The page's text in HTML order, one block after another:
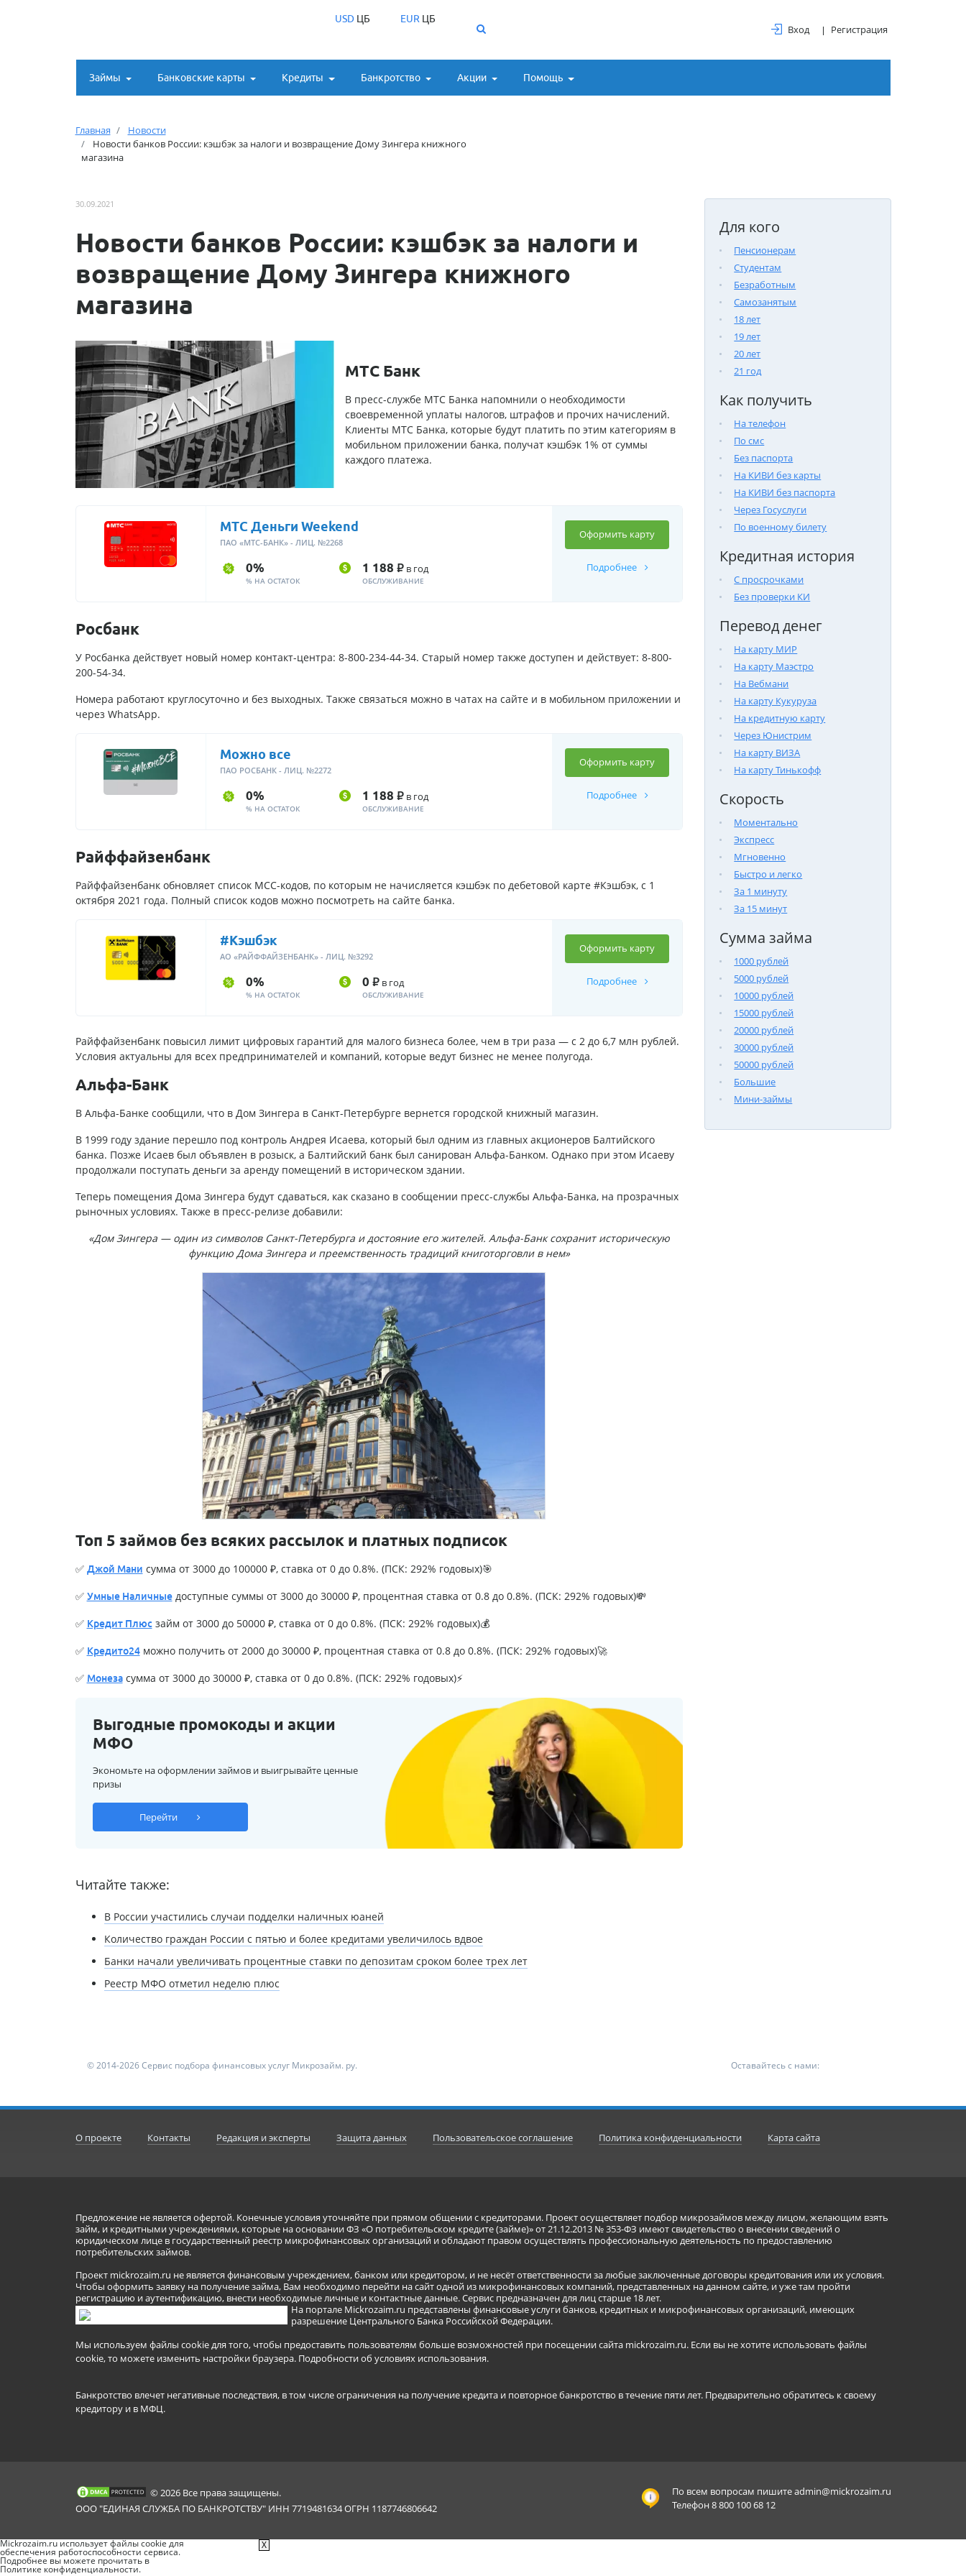
USDЦБ EUR ЦБ
Вход Регистрация
Займы Банковские карты Кредиты Банкротство Акции Помощь
Главная
Новости
Новости банков России: кэшбэк за налоги и возвращение Дому Зингера книжного
магазина
Для кого
Пенсионерам
Студентам
Безработным
Самозанятым
18 лет
19 лет
20 лет
21 год
Как получить
На телефон
По смс
Без паспорта
На КИВИ без карты
На КИВИ без паспорта
Через Госуслуги
По военному билету
Кредитная история
С просрочками
Без проверки КИ
Перевод денег
На карту МИР
На карту Маэстро
На Вебмани
На карту Кукуруза
На кредитную карту
Через Юнистрим
На карту ВИЗА
На карту Тинькофф
Скорость
Моментально
Экспресс
Мгновенно
Быстро и легко
За 1 минуту
За 15 минут
Сумма займа
1000 рублей
5000 рублей
10000 рублей
15000 рублей
20000 рублей
30000 рублей
50000 рублей
Большие
Мини-займы
30.09.2021
Новости банков России: кэшбэк за налоги и
возвращение Дому Зингера книжного
магазина
МТС Банк
В пресс-службе МТС Банка напомнили о необходимости
своевременной уплаты налогов, штрафов и прочих начислений.
Клиенты МТС Банка, которые будут платить по этим категориям в
мобильном приложении банка, получат кэшбэк 1% от суммы
каждого платежа.
МТС Деньги Weekend
ПАО «МТС-БАНК» - ЛИЦ. №2268
0%
% НА ОСТАТОК
1 188 Рв год
ОБСЛУЖИВАНИЕ
Оформить карту
Подробнее
Росбанк
У Росбанка действует новый номер контакт-центра: 8-800-234-44-34. Старый номер также доступен и действует: 8-800-
200-54-34.
Номера работают круглосуточно и без выходных. Также связаться можно в чатах на сайте и в мобильном приложении и
через WhatsApp.
Можно все
ПАО РОСБАНК - ЛИЦ. №2272
0%
% НА ОСТАТОК
1 188 Рв год
ОБСЛУЖИВАНИЕ
Оформить карту
Подробнее
Райффайзенбанк
Райффайзенбанк обновляет список МСС-кодов, по которым не начисляется кэшбэк по дебетовой карте #Кэшбэк, с 1
октября 2021 года. Полный список кодов можно посмотреть на сайте банка.
#Кэшбэк
АО «РАЙФФАЙЗЕНБАНК» - ЛИЦ. №3292
0%
% НА ОСТАТОК
0 Рв год
ОБСЛУЖИВАНИЕ
Оформить карту
Подробнее
Райффайзенбанк повысил лимит цифровых гарантий для малого бизнеса более, чем в три раза — c 2 до 6,7 млн рублей.
Условия актуальны для всех предпринимателей и компаний, которые ведут бизнес не менее полугода.
Альфа-Банк
В Альфа-Банке сообщили, что в Дом Зингера в Санкт-Петербурге вернется городской книжный магазин.
В 1999 году здание перешло под контроль Андрея Исаева, который был одним из главных акционеров Балтийского
банка. Позже Исаев был объявлен в розыск, а Балтийский банк был санирован Альфа-Банком. Однако при этом Исаеву
продолжали поступать деньги за аренду помещений в историческом здании.
Теперь помещения Дома Зингера будут сдаваться, как сказано в сообщении пресс-службы Альфа-Банка, на прозрачных
рыночных условиях. Также в пресс-релизе добавили:
«Дом Зингера — один из символов Санкт-Петербурга и достояние его жителей. Альфа-Банк сохранит историческую
функцию Дома Зингера и преемственность традиций книготорговли в нем»
Топ 5 займов без всяких рассылок и платных подписок
✅ Джой Мани сумма от 3000 до 100000 ₽, ставка от 0 до 0.8%. (ПСК: 292% годовых)🎯
✅ Умные Наличныедоступные суммы от 3000 до 30000 ₽, процентная ставка от 0.8 до 0.8%. (ПСК: 292% годовых)💸
✅ Кредит Плюсзайм от 3000 до 50000 ₽, ставка от 0 до 0.8%. (ПСК: 292% годовых)💰
✅ Кредито24можно получить от 2000 до 30000 ₽, процентная ставка от 0.8 до 0.8%. (ПСК: 292% годовых)🚀
✅ Монезасумма от 3000 до 30000 ₽, ставка от 0 до 0.8%. (ПСК: 292% годовых)⚡
Выгодные промокоды и акции
МФО
Экономьте на оформлении займов и выигрывайте ценные
призы
Перейти
Читайте также:
В России участились случаи подделки наличных юаней
Количество граждан России с пятью и более кредитами увеличилось вдвое
Банки начали увеличивать процентные ставки по депозитам сроком более трех лет
Реестр МФО отметил неделю плюс
© 2014-2026 Сервис подбора финансовых услуг Микрозайм. ру. Оставайтесь с нами:
О проекте Контакты Редакция и эксперты Защита данных Пользовательское соглашение Политика конфиденциальности Карта сайта
Предложение не является офертой. Конечные условия уточняйте при прямом общении с кредиторами. Проект осуществляет подбор микрозаймов между лицом, желающим взять
займ, и кредитными учреждениями, которые на основании ФЗ «О потребительском кредите (займе)» от 21.12.2013 № 353-ФЗ имеют свидетельство о внесении сведений о
юридическом лице в государственный реестр микрофинансовых организаций и обладают правом осуществлять профессиональную деятельность по предоставлению
потребительских займов.
Проект mickrozaim.ru не является финансовым учреждением, банком или кредитором, и не несёт ответственности за любые заключенные договоры кредитования или их условия.
Чтобы оформить заявку на получение займа, Вам необходимо перейти на сайт одной из микрофинансовых компаний, представленных на данном сайте, и уже там пройти
регистрацию и аутентификацию, внести необходимые личные и контактные данные. Сервис предназначен для лиц старше 18 лет.
На портале Mickrozaim.ru представлены финансовые услуги банков, кредитных и микрофинансовых организаций, имеющих
разрешение Центрального Банка Российской Федерации.
Мы используем файлы cookie для того, чтобы предоставить пользователям больше возможностей при посещении сайта mickrozaim.ru. Если вы не хотите использовать файлы
cookie, то можете изменить настройки браузера. Подробности об условиях использования.
Банкротство влечет негативные последствия, в том числе ограничения на получение кредита и повторное банкротство в течение пяти лет. Предварительно обратитесь к своему
кредитору и в МФЦ.
По всем вопросам пишитеadmin@mickrozaim.ru
Телефон 8 800 100 68 12
© 2026 Все права защищены.
ООО "ЕДИНАЯ СЛУЖБА ПО БАНКРОТСТВУ" ИНН 7719481634 ОГРН 1187746806642
Mickrozaim.ru использует файлы cookie для
обеспечения работоспособности сервиса.
Подробнее вы можете прочитать в
Политике конфиденциальности.
X